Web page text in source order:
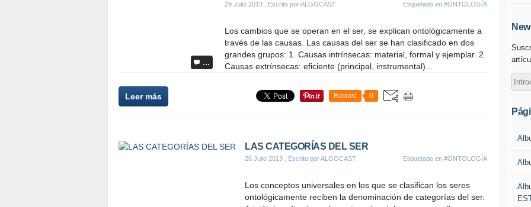
…
29 Julio 2013 , Escrito por ALGOCAST Etiquetado en #ONTOLOGÍA
Los cambios que se operan en el ser, se explican ontológicamente a
través de las causas. Las causas del ser se han clasificado en dos
grandes grupos: 1. Causas intrínsecas: material, formal y ejemplar. 2.
Causas extrínsecas: eficiente (principal, instrumental)...
Leer más Repost 0
LAS CATEGORÍAS DEL SER
26 Julio 2013 , Escrito por ALGOCAST Etiquetado en #ONTOLOGÍA
Los conceptos universales en los que se clasifican los seres
ontológicamente reciben la denominación de categorías del ser.